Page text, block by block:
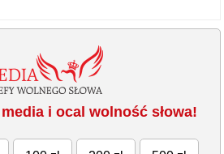
i ocal wolność słowa!